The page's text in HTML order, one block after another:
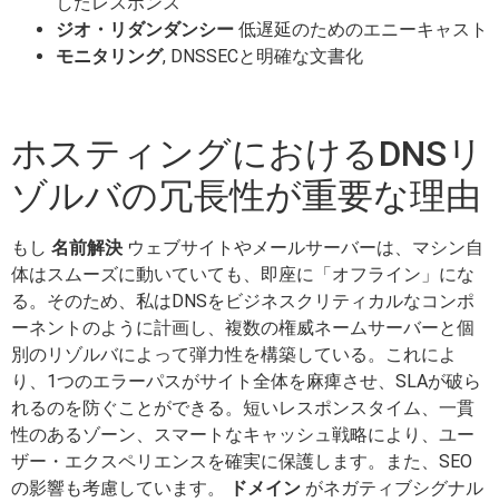
ジオ・リダンダンシー 低遅延のためのエニーキャスト
モニタリング, DNSSECと明確な文書化
ホスティングにおけるDNSリ
ゾルバの冗長性が重要な理由
もし 名前解決 ウェブサイトやメールサーバーは、マシン自
体はスムーズに動いていても、即座に「オフライン」にな
る。そのため、私はDNSをビジネスクリティカルなコンポ
ーネントのように計画し、複数の権威ネームサーバーと個
別のリゾルバによって弾力性を構築している。これによ
り、1つのエラーパスがサイト全体を麻痺させ、SLAが破ら
れるのを防ぐことができる。短いレスポンスタイム、一貫
性のあるゾーン、スマートなキャッシュ戦略により、ユー
ザー・エクスペリエンスを確実に保護します。また、SEO
の影響も考慮しています。
ドメイン がネガティブシグナル